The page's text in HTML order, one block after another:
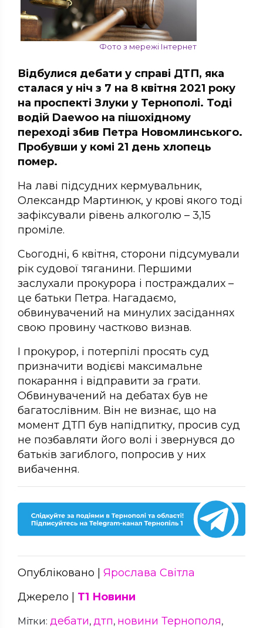
Фото з мережі Інтернет
Відбулися дебати у справі ДТП, яка
сталася у ніч з 7 на 8 квітня 2021 року
на проспекті Злуки у Тернополі. Тоді
водій Daewoo на пішохідному
переході збив Петра Новомлинського.
Пробувши у комі 21 день хлопець
помер.
На лаві підсудних кермувальник,
Олександр Мартинюк, у крові якого тоді
зафіксували рівень алкоголю – 3,15
проміле.
Сьогодні, 6 квітня, сторони підсумували
рік судової тяганини. Першими
заслухали прокурора і постраждалих –
це батьки Петра. Нагадаємо,
обвинувачений на минулих засіданнях
свою провину частково визнав.
І прокурор, і потерпілі просять суд
призначити водієві максимальне
покарання і відправити за грати.
Обвинувачений на дебатах був не
багатослівним. Він не визнає, що на
момент ДТП був напідпитку, просив суд
не позбавляти його волі і звернувся до
батьків загиблого, попросив у них
вибачення.
Опубліковано | Ярослава Світла
Джерело | Т1 Новини
Мітки: дебати, дтп, новини Тернополя,